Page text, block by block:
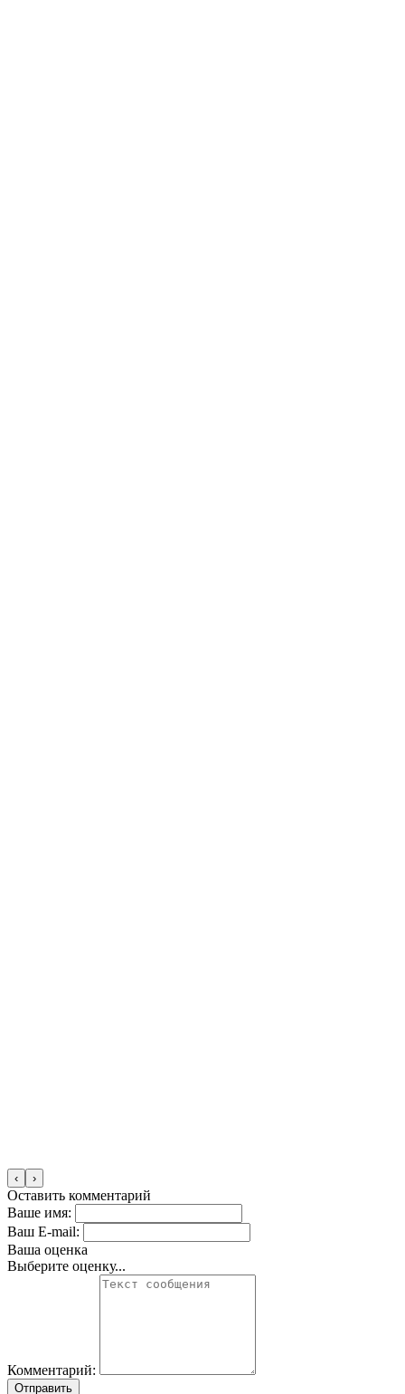
‹ ›
Оставить комментарий
Ваше имя:
Ваш E-mail:
Ваша оценка
Выберите оценку...
Комментарий:
Отправить